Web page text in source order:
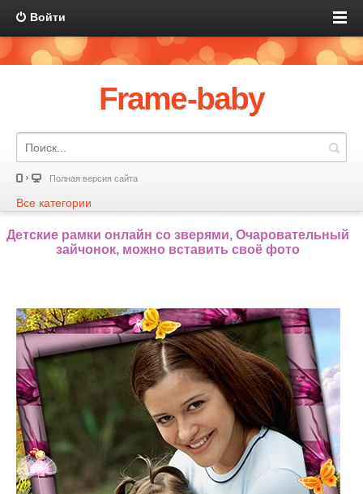
Войти
Frame-baby
Полная версия сайта
Все категории
Детские рамки онлайн со зверями, Очаровательный
зайчонок, можно вставить своё фото